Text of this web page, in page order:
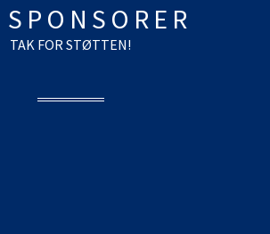
TAK FOR STØTTEN!